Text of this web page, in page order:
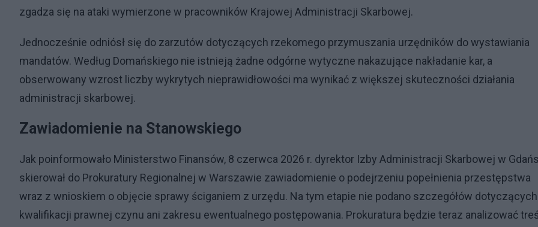
zgadza się na ataki wymierzone w pracowników Krajowej Administracji Skarbowej.
Jednocześnie odniósł się do zarzutów dotyczących rzekomego przymuszania urzędników do wystawiania
mandatów. Według Domańskiego nie istnieją żadne odgórne wytyczne nakazujące nakładanie kar, a
obserwowany wzrost liczby wykrytych nieprawidłowości ma wynikać z większej skuteczności działania
administracji skarbowej.
Zawiadomienie na Stanowskiego
Jak poinformowało Ministerstwo Finansów, 8 czerwca 2026 r. dyrektor Izby Administracji Skarbowej w
skierował do Prokuratury Regionalnej w Warszawie zawiadomienie o podejrzeniu popełnienia przestępstwa
wraz z wnioskiem o objęcie sprawy ściganiem z urzędu. Na tym etapie nie podano szczegółów dotyczących
kwalifikacji prawnej czynu ani zakresu ewentualnego postępowania. Prokuratura będzie teraz analizować